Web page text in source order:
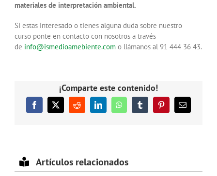
materiales de interpretación ambiental.
Si estas interesado o tienes alguna duda sobre nuestro
curso ponte en contacto con nosotros a través
de info@ismedioamebiente.com o llámanos al 91 444 36 43.
¡Comparte este contenido!
Facebook
X RedditLinkedInWhatsAppTumblrPinterestCorreo
Artículos relacionados